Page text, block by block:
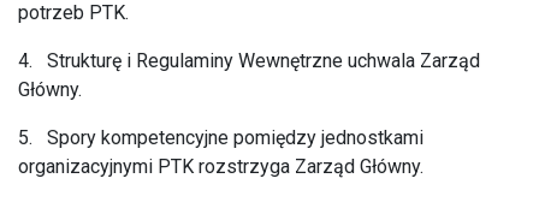
potrzeb PTK.
4. Strukturę i Regulaminy Wewnętrzne uchwala Zarząd
Główny.
5. Spory kompetencyjne pomiędzy jednostkami
organizacyjnymi PTK rozstrzyga Zarząd Główny.